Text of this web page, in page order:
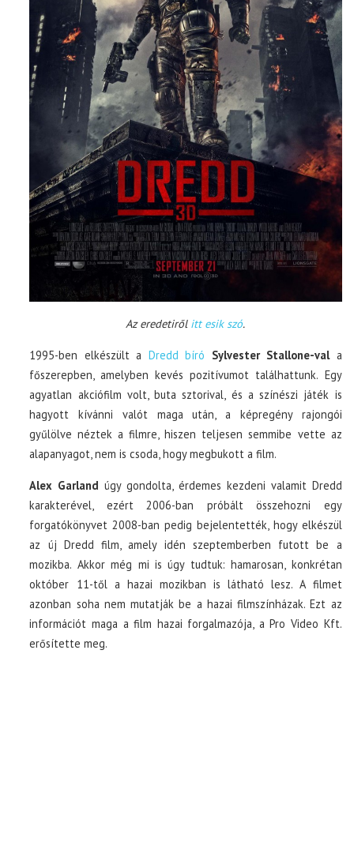
Az eredetiről itt esik szó.
1995-ben elkészült a Dredd bíró Sylvester Stallone-vala
főszerepben, amelyben kevés pozitívumot találhattunk. Egy
agyatlan akciófilm volt, buta sztorival, és a színészi játék is
hagyott kívánni valót maga után, a képregény rajongói
gyűlölve néztek a filmre, hiszen teljesen semmibe vette az
alapanyagot, nem is csoda, hogy megbukott a film.
Alex Garland úgy gondolta, érdemes kezdeni valamit Dredd
karakterével, ezért 2006-ban próbált összehozni egy
forgatókönyvet 2008-ban pedig bejelentették, hogy elkészül
az új Dredd film, amely idén szeptemberben futott be a
mozikba. Akkor még mi is úgy tudtuk: hamarosan, konkrétan
október 11-től a hazai mozikban is látható lesz. A filmet
azonban soha nem mutatják be a hazai filmszínházak. Ezt az
információt maga a film hazai forgalmazója, a Pro Video Kft.
erősítette meg.